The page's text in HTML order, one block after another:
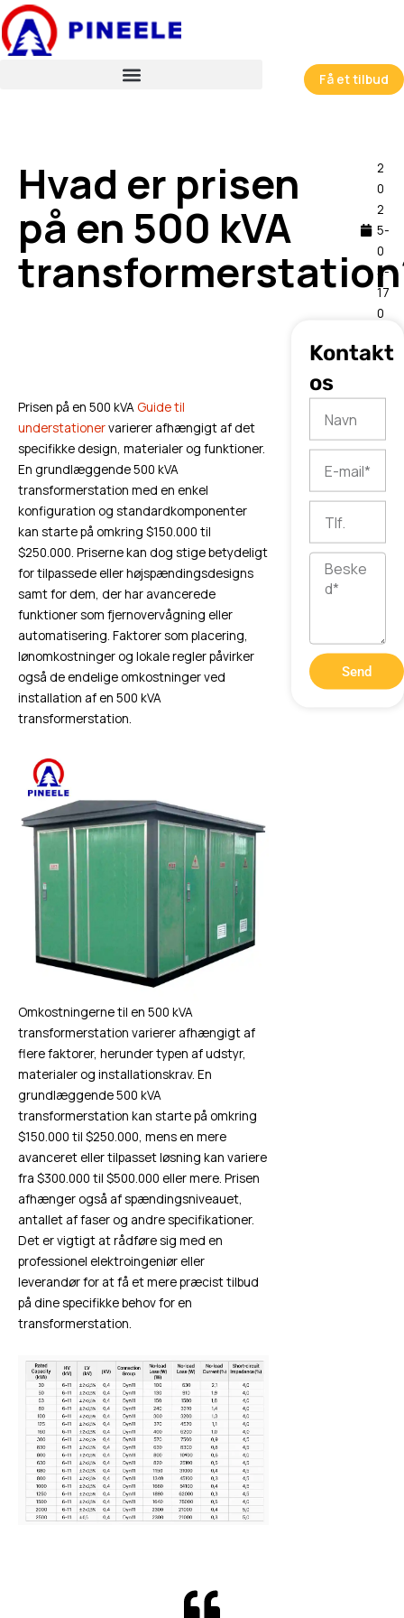
跳
至
内
Få et tilbud
Hvad er prisen
på en 500 kVA
2
0
2
5-
0
5-
17
0
51
Prisen på en 500 kVA Guide til
understationervarierer afhængigt af det
specifikke design, materialer og funktioner.
En grundlæggende 500 kVA
transformerstation med en enkel
konfiguration og standardkomponenter
kan starte på omkring $150.000 til
$250.000. Priserne kan dog stige betydeligt
for tilpassede eller højspændingsdesigns
samt for dem, der har avancerede
funktioner som fjernovervågning eller
automatisering. Faktorer som placering,
lønomkostninger og lokale regler påvirker
også de endelige omkostninger ved
installation af en 500 kVA
transformerstation.
Omkostningerne til en 500 kVA
transformerstation varierer afhængigt af
flere faktorer, herunder typen af udstyr,
materialer og installationskrav. En
grundlæggende 500 kVA
transformerstation kan starte på omkring
$150.000 til $250.000, mens en mere
avanceret eller tilpasset løsning kan variere
fra $300.000 til $500.000 eller mere. Prisen
afhænger også af spændingsniveauet,
antallet af faser og andre specifikationer.
Det er vigtigt at rådføre sig med en
professionel elektroingeniør eller
leverandør for at få et mere præcist tilbud
på dine specifikke behov for en
transformerstation.
Kontakt
os
mail
Besked
Send